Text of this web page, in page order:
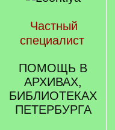
Частный
специалист
ПОМОЩЬ В
АРХИВАХ,
БИБЛИОТЕКАХ
ПЕТЕРБУРГА